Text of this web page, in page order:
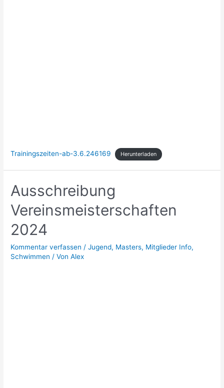
Trainingszeiten-ab-3.6.246169 Herunterladen
Ausschreibung
Vereinsmeisterschaften
2024
Kommentar verfassen /Jugend, Masters, Mitglieder Info,
Schwimmen / VonAlex